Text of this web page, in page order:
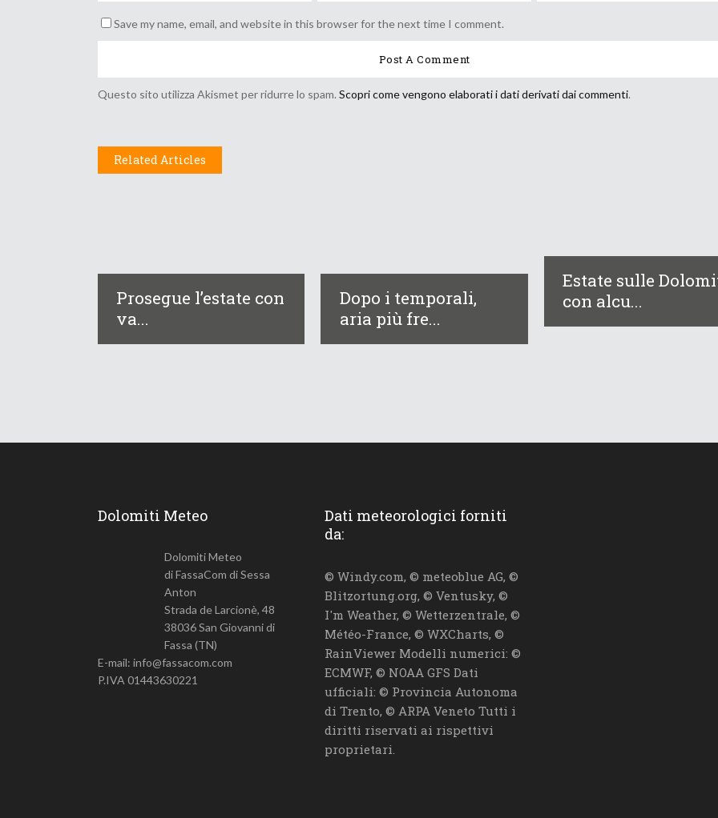
Save my name, email, and website in this browser for the next time I comment.
Questo sito utilizza Akismet per ridurre lo spam. Scopri come vengono elaborati i dati derivati dai commenti.
Related Articles
Prosegue l’estate con
va...
Dopo i temporali,
aria più fre...
Estate sulle
con alcu...
Dolomiti Meteo
Dolomiti Meteo
di FassaCom di Sessa
Anton
Strada de Larcionè, 48
38036 San Giovanni di
Fassa (TN)
E-mail: info@fassacom.com
P.IVA 01443630221
Dati meteorologici forniti
da:
© Windy.com, © meteoblue AG, ©
Blitzortung.org, © Ventusky, ©
I'm Weather, © Wetterzentrale, ©
Météo-France, © WXCharts, ©
RainViewer Modelli numerici: ©
ECMWF, © NOAA GFS Dati
ufficiali: © Provincia Autonoma
di Trento, © ARPA Veneto Tutti i
diritti riservati ai rispettivi
proprietari.